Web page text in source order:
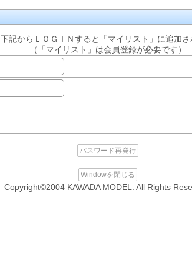
下記からＬＯＧＩＮすると「マイリスト」に追加さ
（「マイリスト」は会員登録が必要です）
パスワード再発行
Windowを閉じる
Copyright©2004 KAWADA MODEL. All Rights